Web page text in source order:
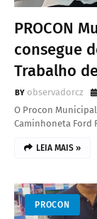
PROCON
consegue
Trabalho
observadorcz
O Procon
Caminhoneta Ford
LEIA MAIS »
PROCON